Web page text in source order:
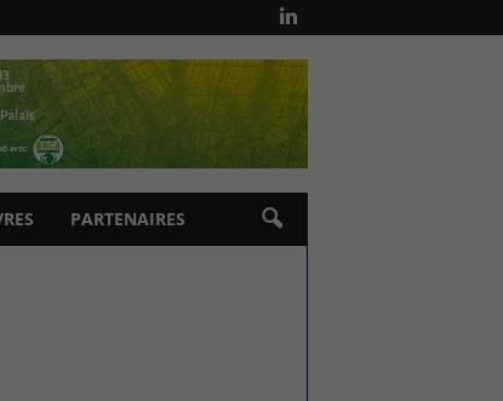
PARTENAIRES